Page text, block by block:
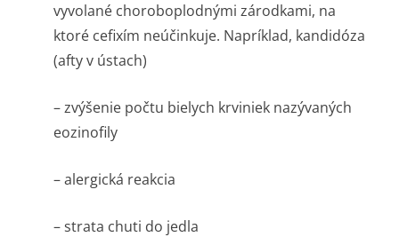
vyvolané choroboplodnými zárodkami, na
ktoré cefixím neúčinkuje. Napríklad, kandidóza
(afty v ústach)
– zvýšenie počtu bielych krviniek nazývaných
eozinofily
– alergická reakcia
– strata chuti do jedla